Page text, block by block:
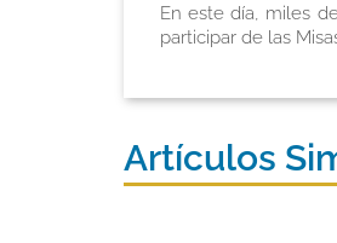
En este día, miles
participar de las
Artículos